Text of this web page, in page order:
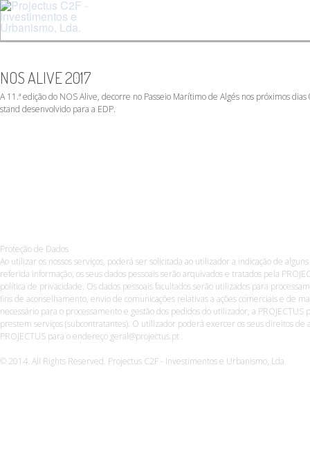
NOS ALIVE 2017
A 11.ª edição do NOS Alive, decorre no Passeio Marítimo de Algés nos próximos
stand desenvolvido para a EDP.
Proteção de Dados
Ao utilizar os nossos serviços, poderá ser solicitada ao utilizador a indicação de
referida informação, os seus dados pessoais serão arquivados e tratados pela
política de privacidade. Os dados pessoais facultados serão utilizados para
fins de aconselhamento, envio de comunicações relativas a ações comerciais e de
necessário para o processamento e gestão dos pedidos do utilizador, a
prestem serviços (subcontratantes). O utilizador poderá exercer os seus direitos
PROJECTUS para o endereço geral@projectus.pt .
© 2014. All Rights Reserved. Projectus C2F - Investimentos e Urbanismo, Lda.